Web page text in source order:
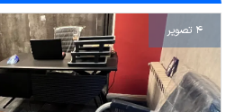
4 تصویر